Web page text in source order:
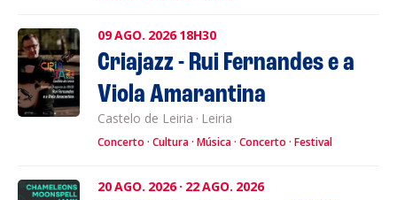
09AGO. 2026 18H30
Criajazz - Rui Fernandes e a
Viola Amarantina
Castelo de Leiria · Leiria
Concerto Cultura Música Concerto Festival
20AGO. 2026 · 22AGO. 2026